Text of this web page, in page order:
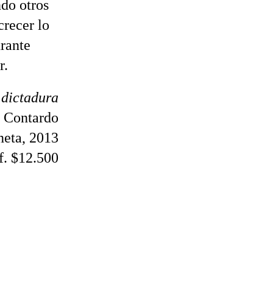
otros
lo
Contardo
2013
$12.500